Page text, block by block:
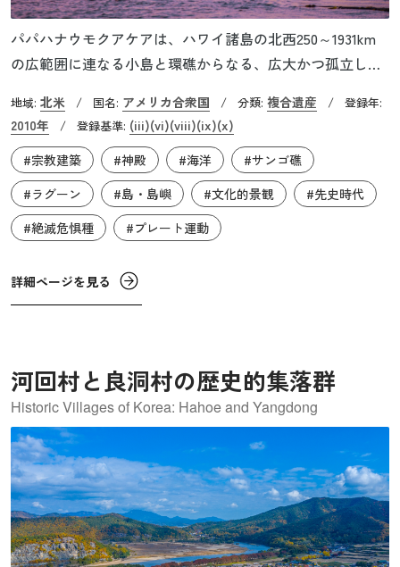
パパハナウモクアケアは、ハワイ諸島の北西250～1931km
の広範囲に連なる小島と環礁からなる、広大かつ孤立した
び、世界最大級の海洋保護区の一つとされています。この
地域は、比較的静止したホットスポットと安定したプレー
ト運動の結果として形成された海山列を示す好例であり、
ハワイ・エンペラー海山列の大部分を占めています。世界
最長かつ最古の火山列の大半を構成するパパハナウモクア
ケアは、プレートテクトニクス理論およびホットスポット
てきました。地質学的にはハワイ火山国立公園と密接に関
地域: 北米 / 国名: アメリカ合衆国 / 分類: 複合遺産 / 登録年:
2010年 / 登録基準: (iii)(vi)(viii)(ix)(x)
#宗教建築
#神殿 #海洋
#サンゴ礁
#ラグーン
#島・島嶼 #文化的景観
#先史時代
#絶滅危惧種
#プレート運動
詳細ページを見る
河回村と良洞村の歴史的集落群
Historic Villages of Korea: Hahoe and Yangdong